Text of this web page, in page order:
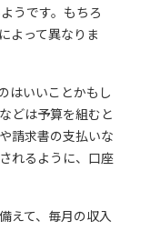
うです。もちろ
よって異なりま
はいいことかもし
どは予算を組むと
請求書の支払いな
れるように、口座
えて、毎月の収入